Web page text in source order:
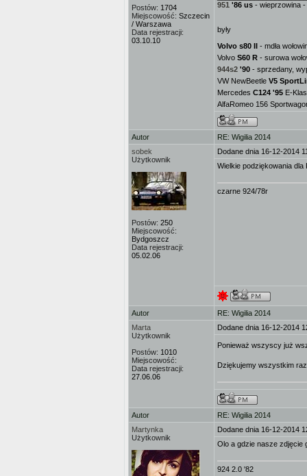
Postów: 1704
Miejscowość: Szczecin
/ Warszawa
Data rejestracji:
03.10.10
951 '86 us - wieprzowina
były
Volvo s80 II - mdła
Volvo S60 R - surowa
944s2 '90 - sprzedany,
VW NewBeetle V5
Mercedes C124 '95 E-
AlfaRomeo 156
Autor
RE: Wigilia 2014
sobek
Użytkownik
Postów: 250
Miejscowość:
Bydgoszcz
Data rejestracji:
05.02.06
Dodane dnia 16-12-2014
Wielkie podziękowania dla
czarne 924/78r
Autor
RE: Wigilia 2014
Marta
Użytkownik
Postów: 1010
Miejscowość:
Data rejestracji:
27.06.06
Dodane dnia 16-12-2014
Ponieważ wszyscy już
Dziękujemy wszystkim
Autor
RE: Wigilia 2014
Martynka
Użytkownik
Dodane dnia 16-12-2014
Olo a gdzie nasze zdjęcie
924 2.0 '82